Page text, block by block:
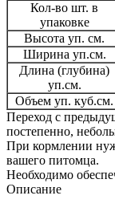
Кол-во шт. в
упаковке
Высота уп. см.
Ширина уп.см.
Длина (глубина)
уп.см.
Объем уп. куб.см.
Переход с
постепенно,
При кормлении
вашего питомца.
Необходимо
Описание